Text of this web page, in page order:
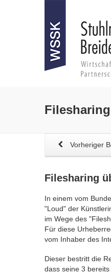
Filesharing
Vorheriger
Filesharing
In einem vom
"Loud" der
im Wege des
Für diese
vom Inhaber des
Dieser bestritt die
dass seine 3